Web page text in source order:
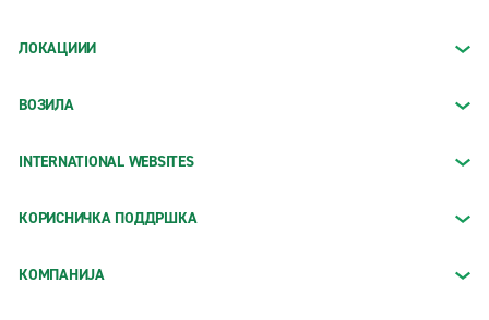
ЛОКАЦИИИ
ВОЗИЛА
INTERNATIONAL WEBSITES
КОРИСНИЧКА ПОДДРШКА
КОМПАНИЈА